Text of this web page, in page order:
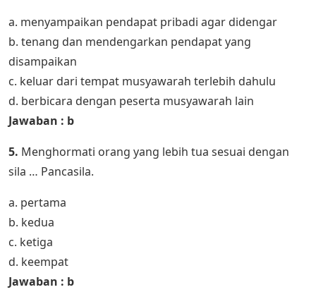
a. menyampaikan pendapat pribadi agar didengar
b. tenang dan mendengarkan pendapat yang
disampaikan
c. keluar dari tempat musyawarah terlebih dahulu
d. berbicara dengan peserta musyawarah lain
Jawaban : b
5. Menghormati orang yang lebih tua sesuai dengan
sila … Pancasila.
a. pertama
b. kedua
c. ketiga
d. keempat
Jawaban : b